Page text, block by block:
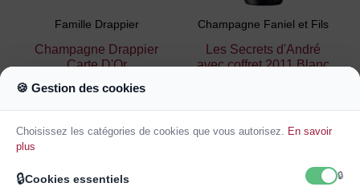
Famille Drappier
Champagne Drappier
Carte D'Or
33,00 €
panier
Champagne Faniel et Fils
Les Secrets d'André
avec coffret 2011 Blanc
panier
🍪 Gestion des cookies
Choisissez les catégories de cookies que vous autorisez. En savoir
plus
🔒Cookies essentiels 🔒